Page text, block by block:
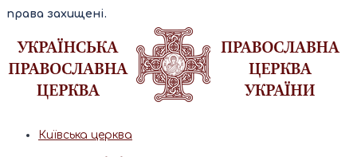
права захищені.
Київська церква